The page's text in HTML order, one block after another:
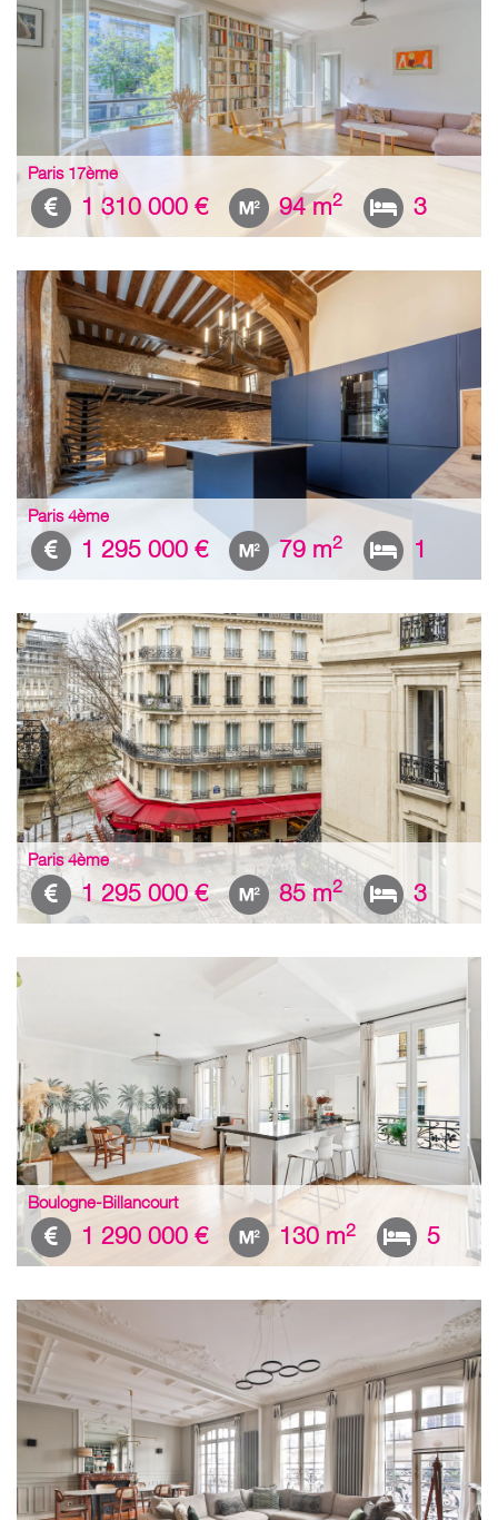
Paris 17ème
1 310 000 € 94 m2 3
Paris 4ème
1 295 000 € 79 m2 1
Paris 4ème
1 295 000 € 85 m2 3
Boulogne-Billancourt
1 290 000 € 130 m2 5